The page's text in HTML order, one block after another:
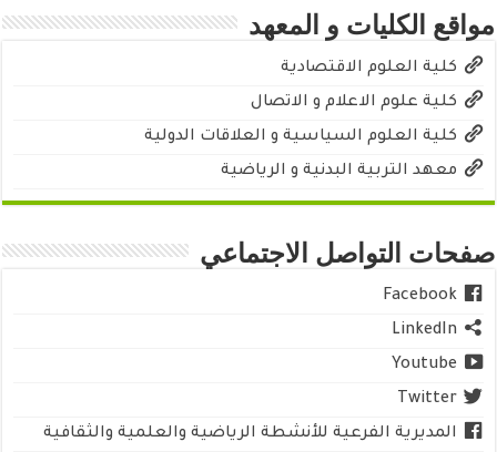
مواقع الكليات و المعهد
كلية العلوم الاقتصادية
كلية علوم الاعلام و الاتصال
كلية العلوم السياسية و العلاقات الدولية
معهد التربية البدنية و الرياضية
صفحات التواصل الاجتماعي
Facebook
LinkedIn
Youtube
Twitter
المديرية الفرعية للأنشطة الرياضية والعلمية والثقافية